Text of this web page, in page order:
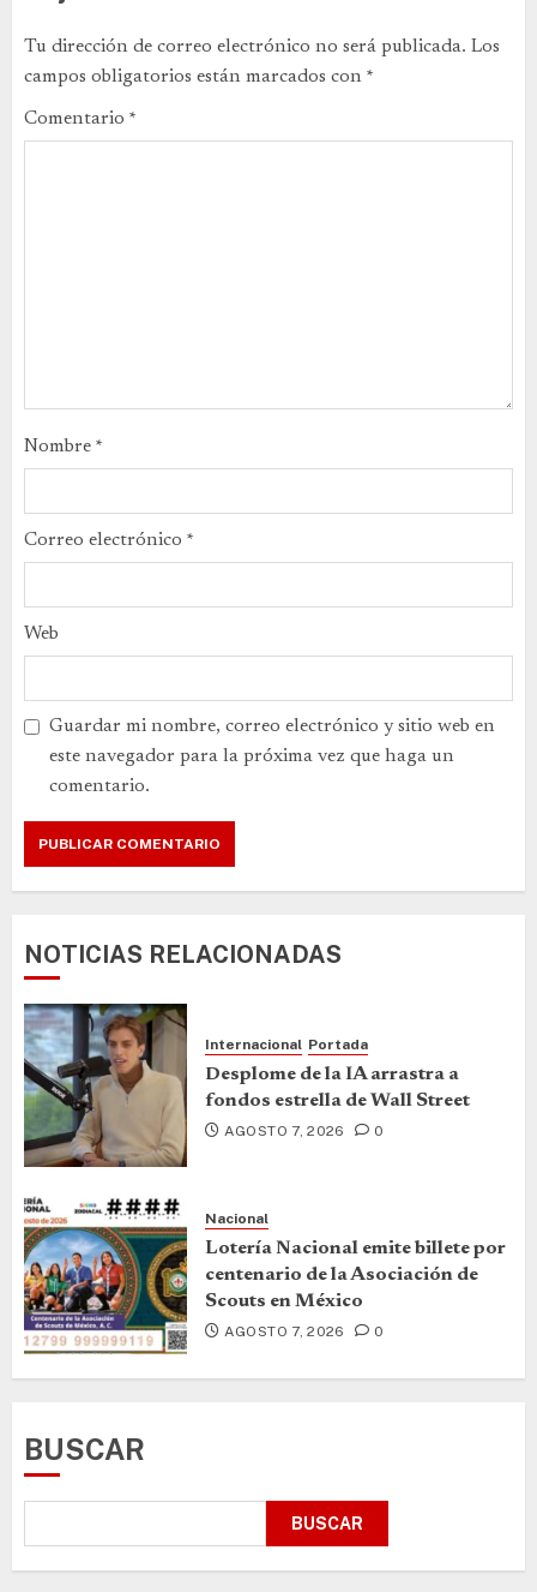
Tu dirección de correo electrónico no será publicada. Los
campos obligatorios están marcados con *
Comentario *
Nombre *
Correo electrónico *
Web
Guardar mi nombre, correo electrónico y sitio web en
este navegador para la próxima vez que haga un
comentario.
NOTICIAS RELACIONADAS
Internacional Portada
Desplome de la IA arrastra a
fondos estrella de Wall Street
AGOSTO 7, 2026 0
Nacional
Lotería Nacional emite billete por
centenario de la Asociación de
Scouts en México
AGOSTO 7, 2026 0
BUSCAR
BUSCAR